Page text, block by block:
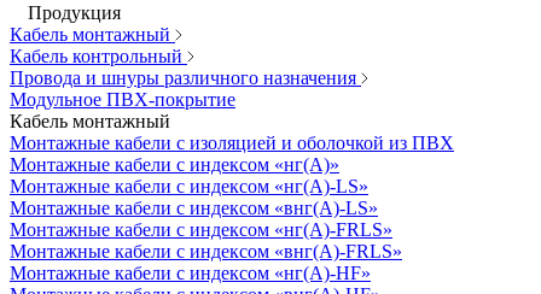
Продукция
Кабель монтажный
Кабель контрольный
Провода и шнуры различного назначения
Модульное ПВХ-покрытие
Кабель монтажный
Монтажные кабели с изоляцией и оболочкой из ПВХ
Монтажные кабели с индексом «нг(А)»
Монтажные кабели с индексом «нг(А)-LS»
Монтажные кабели с индексом «внг(А)-LS»
Монтажные кабели с индексом «нг(А)-FRLS»
Монтажные кабели с индексом «внг(А)-FRLS»
Монтажные кабели с индексом «нг(А)-HF»